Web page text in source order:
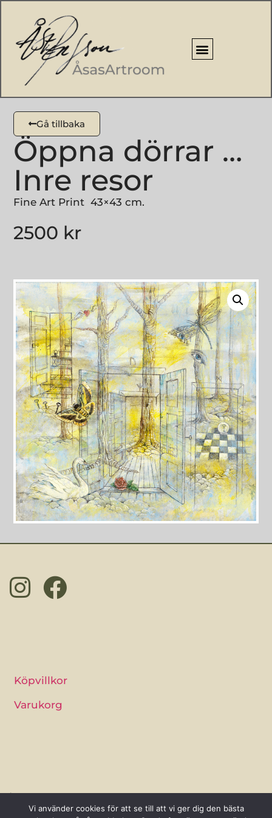
Gå tillbaka
Öppna dörrar …
Inre resor
Fine Art Print 43×43 cm.
2500 kr
Tydinge 1277 J, 289 93 Broby
Köpvillkor
Varukorg
Vi använder cookies för att se till att vi ger dig den bästa